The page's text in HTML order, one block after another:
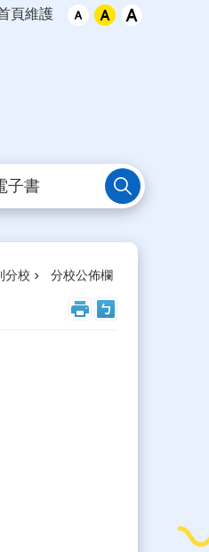
頁維護
子書
分校 分校公佈欄